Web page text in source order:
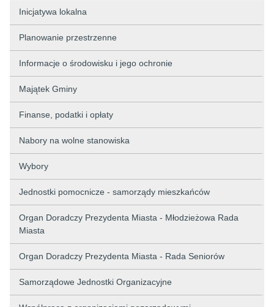
Inicjatywa lokalna
Planowanie przestrzenne
Informacje o środowisku i jego ochronie
Majątek Gminy
Finanse, podatki i opłaty
Nabory na wolne stanowiska
Wybory
Jednostki pomocnicze - samorządy mieszkańców
Organ Doradczy Prezydenta Miasta - Młodzieżowa Rada
Miasta
Organ Doradczy Prezydenta Miasta - Rada Seniorów
Samorządowe Jednostki Organizacyjne